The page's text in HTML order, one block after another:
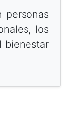
personas
los
bienestar